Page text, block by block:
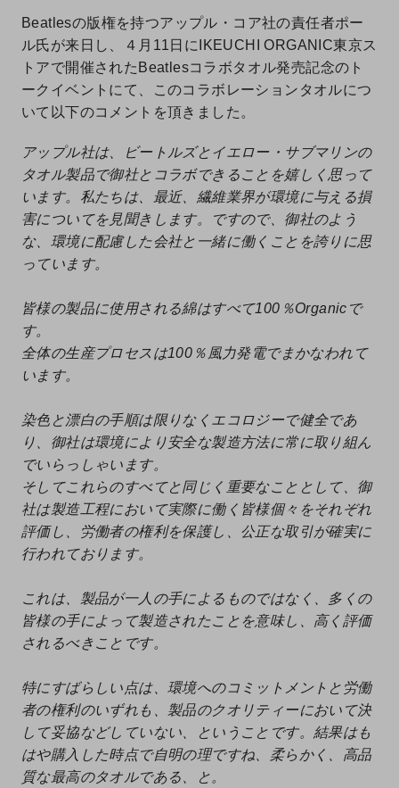
Beatlesの版権を持つアップル・コア社の責任者ポー
ル氏が来日し、４月11日にIKEUCHI ORGANIC東京ス
トアで開催されたBeatlesコラボタオル発売記念のト
ークイベントにて、このコラボレーションタオルにつ
いて以下のコメントを頂きました。
アップル社は、ビートルズとイエロー・サブマリンの
タオル製品で御社とコラボできることを嬉しく思って
います。私たちは、最近、繊維業界が環境に与える損
害についてを見聞きします。ですので、御社のよう
な、環境に配慮した会社と一緒に働くことを誇りに思
っています。
皆様の製品に使用される綿はすべて100％Organicで
す。
全体の生産プロセスは100％風力発電でまかなわれて
います。
染色と漂白の手順は限りなくエコロジーで健全であ
り、御社は環境により安全な製造方法に常に取り組ん
でいらっしゃいます。
そしてこれらのすべてと同じく重要なこととして、御
社は製造工程において実際に働く皆様個々をそれぞれ
評価し、労働者の権利を保護し、公正な取引が確実に
行われております。
これは、製品が一人の手によるものではなく、多くの
皆様の手によって製造されたことを意味し、高く評価
されるべきことです。
特にすばらしい点は、環境へのコミットメントと労働
者の権利のいずれも、製品のクオリティーにおいて決
して妥協などしていない、ということです。結果はも
はや購入した時点で自明の理ですね、柔らかく、高品
質な最高のタオルである、と。